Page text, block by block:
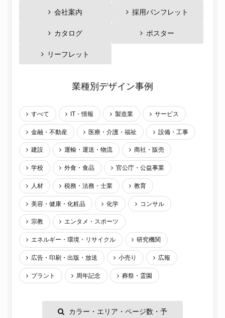
会社案内 採用パンフレット
カタログ ポスター
リーフレット
業種別デザイン事例
すべて IT・情報 製造業 サービス
金融・不動産 医療・介護・福祉 設備・工事
建設 運輸・運送・物流 商社・販売
学校 外食・食品 官公庁・公益事業
人材 税務・法務・士業 教育
美容・健康・化粧品 化学 コンサル
宗教 エンタメ・スポーツ
エネルギー・環境・リサイクル 研究機関
広告・印刷・出版・放送 小売り 広報
プラント 周年記念 葬祭・霊園
カラー・エリア・ページ数・予